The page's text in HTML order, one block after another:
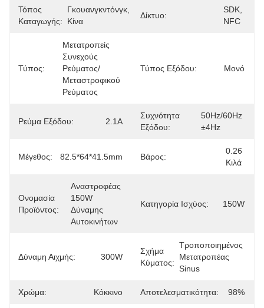
Τόπος
Καταγωγής:
Γκουανγκντόνγκ,
Κίνα
Δίκτυο:
SDK,
NFC
Τύπος:
Μετατροπείς
Συνεχούς
Ρεύματος/
Μεταστροφικού
Ρεύματος
Τύπος Εξόδου: Μονό
Ρεύμα Εξόδου: 2.1Α
Συχνότητα
Εξόδου:
50Hz/60Hz
±4Hz
Μέγεθος: 82.5*64*41.5mm Βάρος:
0.26
Κιλά
Ονομασία
Προϊόντος:
Αναστροφέας
150W
Δύναμης
Αυτοκινήτων
Κατηγορία Ισχύος: 150W
Δύναμη Αιχμής: 300W
Σχήμα
Κύματος:
Τροποποιημένος
Μετατροπέας
Sinus
Χρώμα: Κόκκινο Αποτελεσματικότητα: 98%